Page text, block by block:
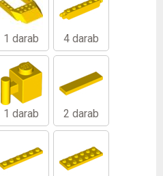
1 darab 4 darab
1 darab 2 darab